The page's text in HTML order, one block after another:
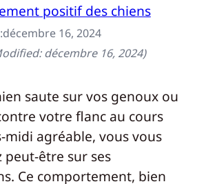
positif des chiens
décembre 16, 2024
décembre 16, 2024)
saute sur vos genoux ou
votre flanc au cours
midi agréable, vous vous
être sur ses
Ce comportement, bien